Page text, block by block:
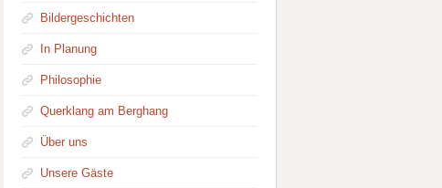
Bildergeschichten
In Planung
Philosophie
Querklang am Berghang
Über uns
Unsere Gäste